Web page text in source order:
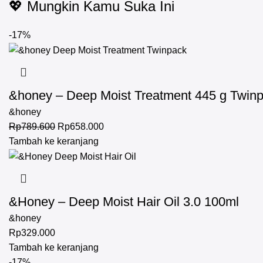
💖 Mungkin Kamu Suka Ini
-17%
&honey – Deep Moist Treatment 445 g
&honey
Rp789.600 Rp658.000
Tambah ke keranjang
&Honey – Deep Moist Hair Oil 3.0 100ml
&honey
Rp329.000
Tambah ke keranjang